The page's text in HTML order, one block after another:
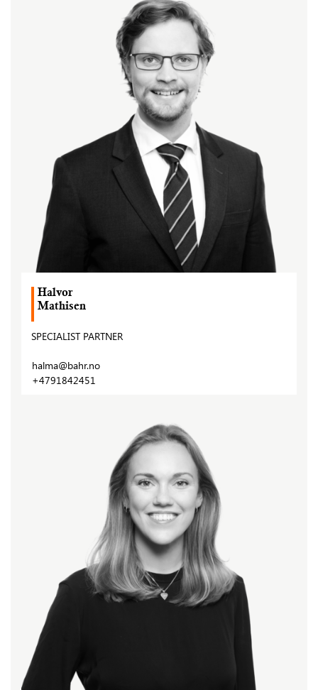
Halvor
Mathisen
SPECIALIST PARTNER
halma@bahr.no
+4791842451